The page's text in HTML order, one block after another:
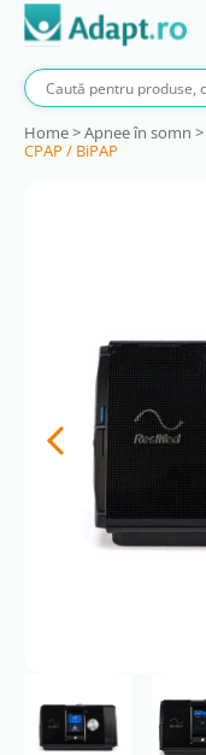
Home>Apnee în somn >
CPAP / BiPAP